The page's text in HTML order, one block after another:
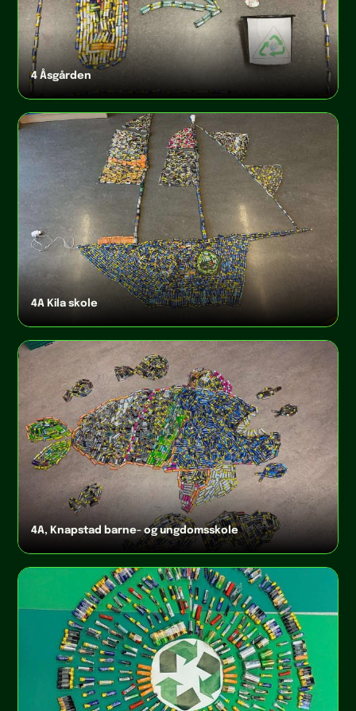
4 Åsgården
4A Kila skole
4A, Knapstad barne- og ungdomsskole